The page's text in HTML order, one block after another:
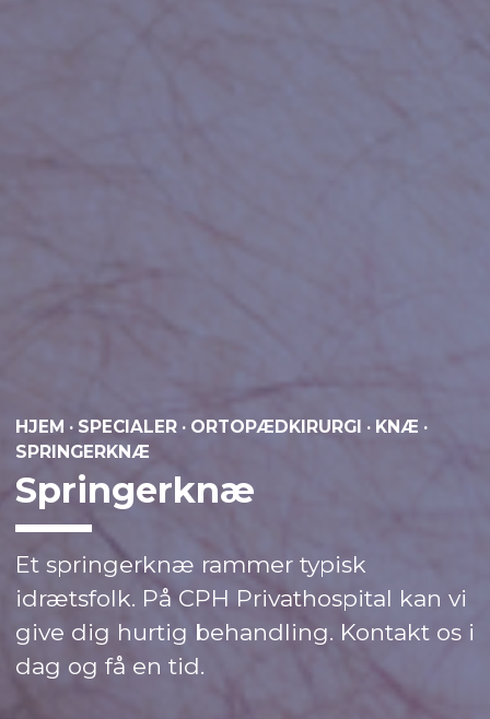
HJEM · SPECIALER · ORTOPÆDKIRURGI · KNÆ ·
SPRINGERKNÆ
Springerknæ
Et springerknæ rammer typisk
idrætsfolk. På CPH Privathospital kan vi
give dig hurtig behandling. Kontakt os i
dag og få en tid.